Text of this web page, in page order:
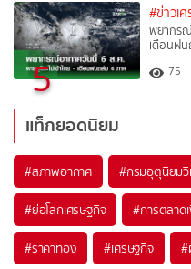
5
#ข่าวเ
พยากรณ์
เตือนฝ
75
แท็กยอดนิยม
#สภาพอากาศ #กรมอุตุนิยม
#ย่อโลกเศรษฐกิจ #การตลาด
#ราคาทอง #เศรษฐกิจ #